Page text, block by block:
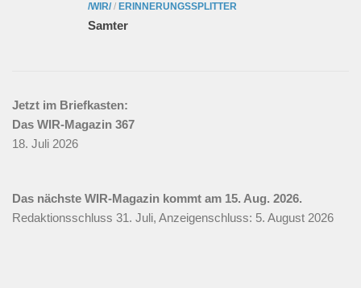
/WIR/ / ERINNERUNGSSPLITTER
Samter
Jetzt im Briefkasten:
Das WIR-Magazin 367
18. Juli 2026
Das nächste WIR-Magazin kommt am 15. Aug. 2026.
Redaktionsschluss 31. Juli, Anzeigenschluss: 5. August 2026